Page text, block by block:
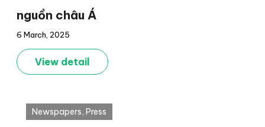
nguồn châu Á
6 March, 2025
View detail
Newspapers, Press